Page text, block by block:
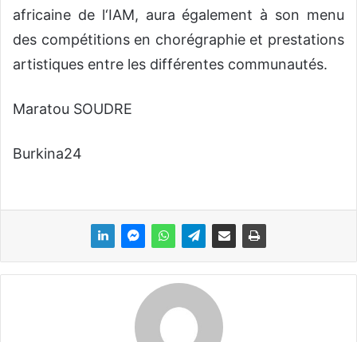
africaine de l‘IAM, aura également à son menu
des compétitions en chorégraphie et prestations
artistiques entre les différentes communautés.
Maratou SOUDRE
Burkina24